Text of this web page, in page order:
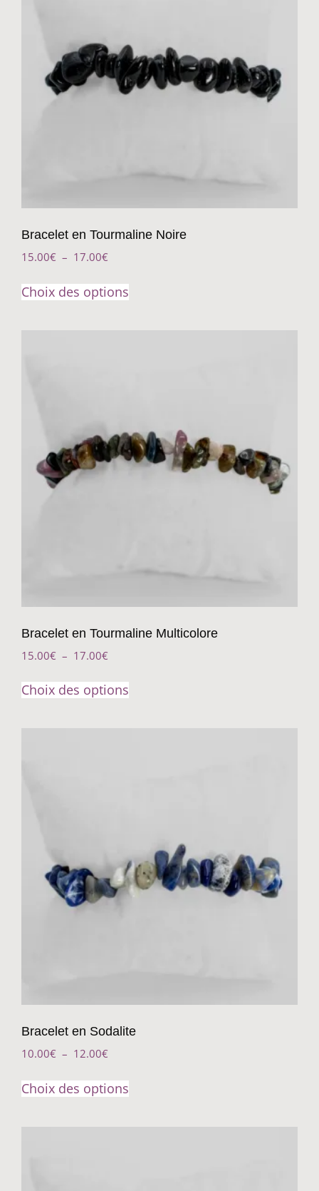
Bracelet en Tourmaline Noire
15.00€ – 17.00€
Choix des options
Bracelet en Tourmaline Multicolore
15.00€ – 17.00€
Choix des options
Bracelet en Sodalite
10.00€ – 12.00€
Choix des options